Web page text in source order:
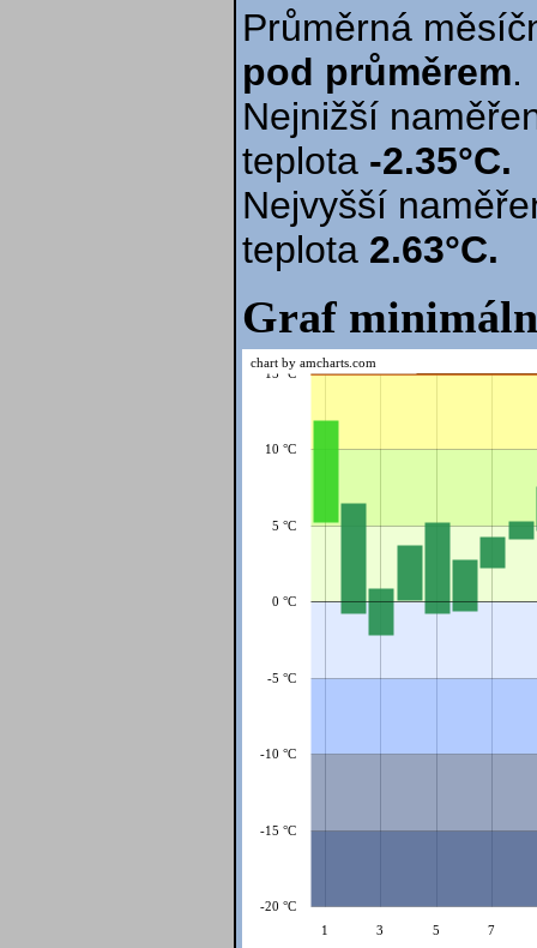
Průměrná
pod průměrem.
Nejnižší
teplota -2.35°C.
Nejvyšší
teplota 2.63°C.
Graf
1 3 5 7
-20 °C
-15 °C
-10 °C
-5 °C
0 °C
5 °C
10 °C
15 °C
chart by amcharts.com